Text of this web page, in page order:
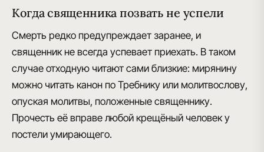
Когда священника позвать не успели
Смерть редко предупреждает заранее, и
священник не всегда успевает приехать. В таком
случае отходную читают сами близкие: мирянину
можно читать канон по Требнику или молитвослову,
опуская молитвы, положенные священнику.
Прочесть её вправе любой крещёный человек у
постели умирающего.